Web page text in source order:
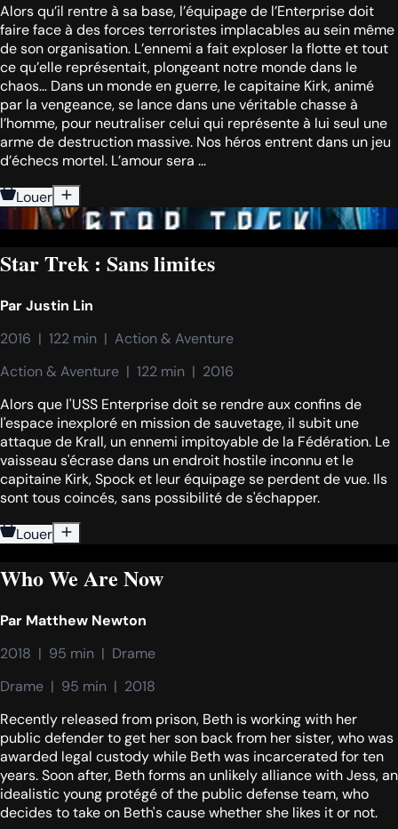
Alors qu’il rentre à sa base, l’équipage de l’Enterprise doit
faire face à des forces terroristes implacables au sein même
de son organisation. L’ennemi a fait exploser la flotte et tout
ce qu’elle représentait, plongeant notre monde dans le
chaos… Dans un monde en guerre, le capitaine Kirk, animé
par la vengeance, se lance dans une véritable chasse à
l’homme, pour neutraliser celui qui représente à lui seul une
arme de destruction massive. Nos héros entrent dans un jeu
d’échecs mortel. L’amour sera ...
Louer
Star Trek : Sans limites
ParJustin Lin
2016  |  122 min  |  Action & Aventure
Action & Aventure  |  122 min  |  2016
Alors que l'USS Enterprise doit se rendre aux confins de
l'espace inexploré en mission de sauvetage, il subit une
attaque de Krall, un ennemi impitoyable de la Fédération. Le
vaisseau s'écrase dans un endroit hostile inconnu et le
capitaine Kirk, Spock et leur équipage se perdent de vue. Ils
sont tous coincés, sans possibilité de s'échapper.
Louer
Who We Are Now
Par Matthew Newton
2018  |  95 min  |  Drame
Drame  |  95 min  |  2018
Recently released from prison, Beth is working with her
public defender to get her son back from her sister, who was
awarded legal custody while Beth was incarcerated for ten
years. Soon after, Beth forms an unlikely alliance with Jess, an
idealistic young protégé of the public defense team, who
decides to take on Beth's cause whether she likes it or not.